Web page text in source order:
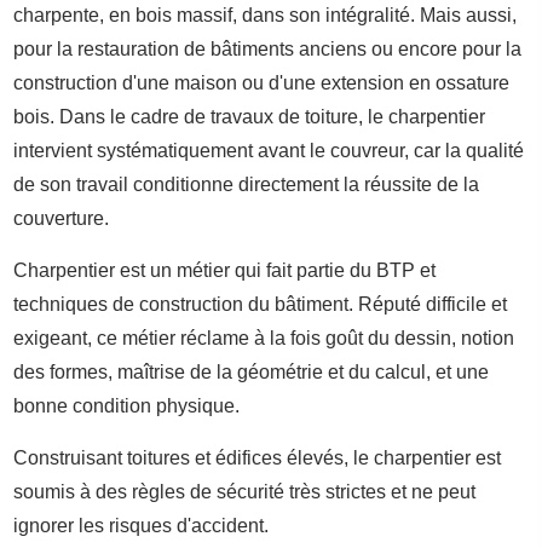
charpente, en bois massif, dans son intégralité. Mais aussi,
pour la restauration de bâtiments anciens ou encore pour la
construction d'une maison ou d'une extension en ossature
bois. Dans le cadre de travaux de toiture, le charpentier
intervient systématiquement avant le couvreur, car la qualité
de son travail conditionne directement la réussite de la
couverture.
Charpentier est un métier qui fait partie du BTP et
techniques de construction du bâtiment. Réputé difficile et
exigeant, ce métier réclame à la fois goût du dessin, notion
des formes, maîtrise de la géométrie et du calcul, et une
bonne condition physique.
Construisant toitures et édifices élevés, le charpentier est
soumis à des règles de sécurité très strictes et ne peut
ignorer les risques d'accident.